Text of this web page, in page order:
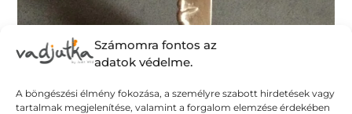
Számomra fontos az
adatok védelme.
A böngészési élmény fokozása, a személyre szabott hirdetések vagy
tartalmak megjelenítése, valamint a forgalom elemzése érdekében